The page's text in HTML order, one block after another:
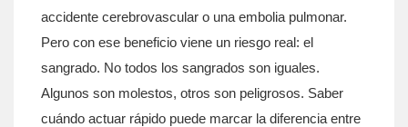
accidente cerebrovascular o una embolia pulmonar.
Pero con ese beneficio viene un riesgo real: el
sangrado. No todos los sangrados son iguales.
Algunos son molestos, otros son peligrosos. Saber
cuándo actuar rápido puede marcar la diferencia entre